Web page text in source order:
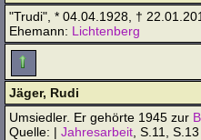
"Trudi", * 04.04.1928, †
Ehemann: Lichtenberg
Jäger, Rudi
Umsiedler. Er gehörte 1945 zur
Quelle: | Jahresarbeit , S.11,